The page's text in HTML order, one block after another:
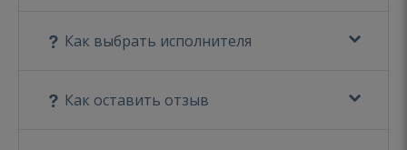
Как выбрать исполнителя
Как оставить отзыв